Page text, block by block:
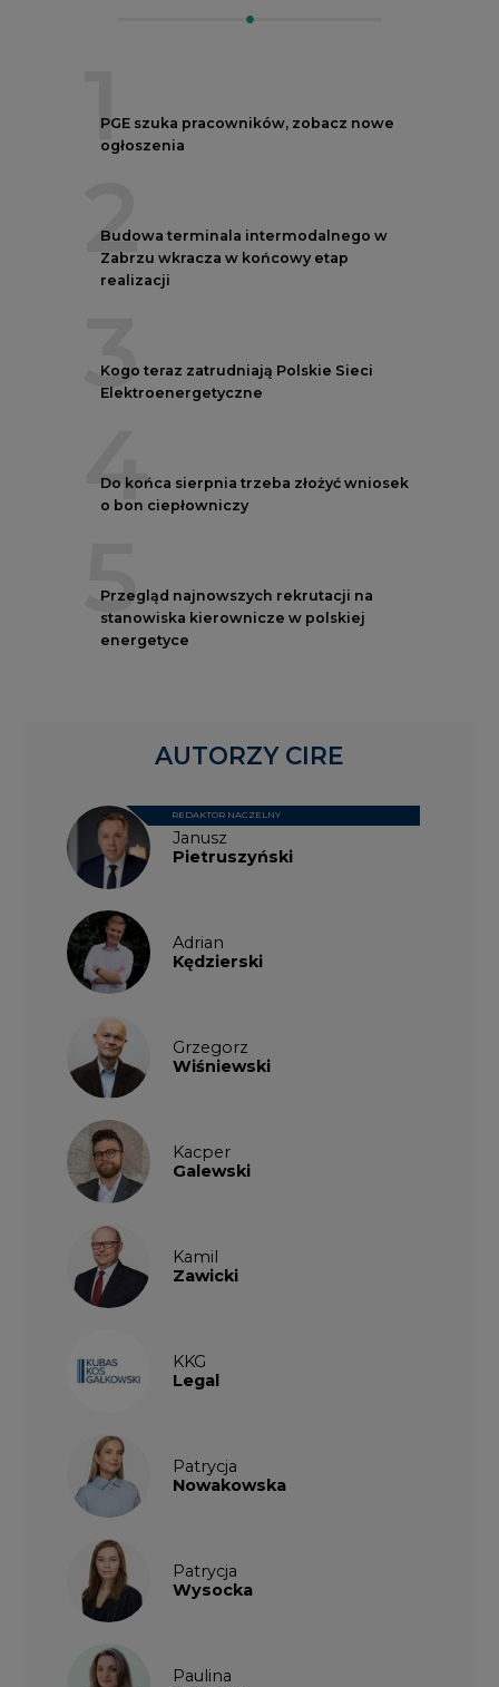
1
PGE szuka pracowników, zobacz nowe
ogłoszenia
2
Budowa terminala intermodalnego w
Zabrzu wkracza w końcowy etap
realizacji
3
Kogo teraz zatrudniają Polskie Sieci
Elektroenergetyczne
4
Do końca sierpnia trzeba złożyć wniosek
o bon ciepłowniczy
5
Przegląd najnowszych rekrutacji na
stanowiska kierownicze w polskiej
energetyce
Janusz
Pietruszyński
REDAKTOR NACZELNY
Adrian
Kędzierski
Grzegorz
Wiśniewski
Kacper
Galewski
Kamil
Zawicki
KKG
Legal
Patrycja
Nowakowska
Patrycja
Wysocka
Paulina
AUTORZY CIRE